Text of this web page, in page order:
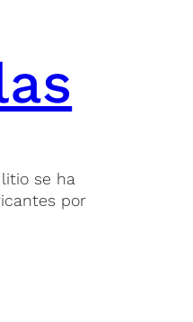
se ha
por